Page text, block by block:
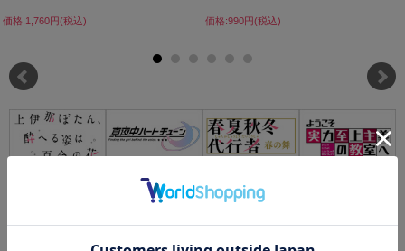
価格:1,760円(税込) 価格:990円(税込)